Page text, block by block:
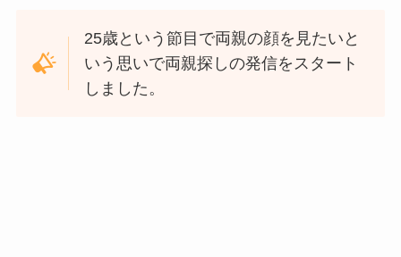
25歳という節目で両親の顔を見たいと
いう思いで両親探しの発信をスタート
しました。